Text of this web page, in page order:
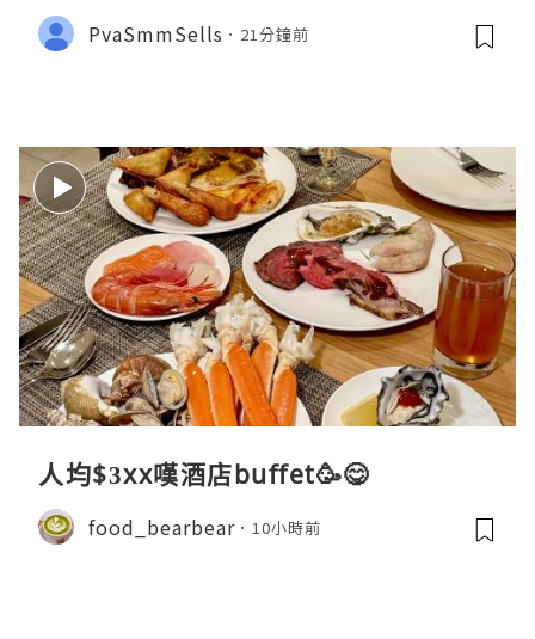
PvaSmmSells 21分鐘前
人均$3xx嘆酒店buffet🥳😋
food_bearbear 10小時前